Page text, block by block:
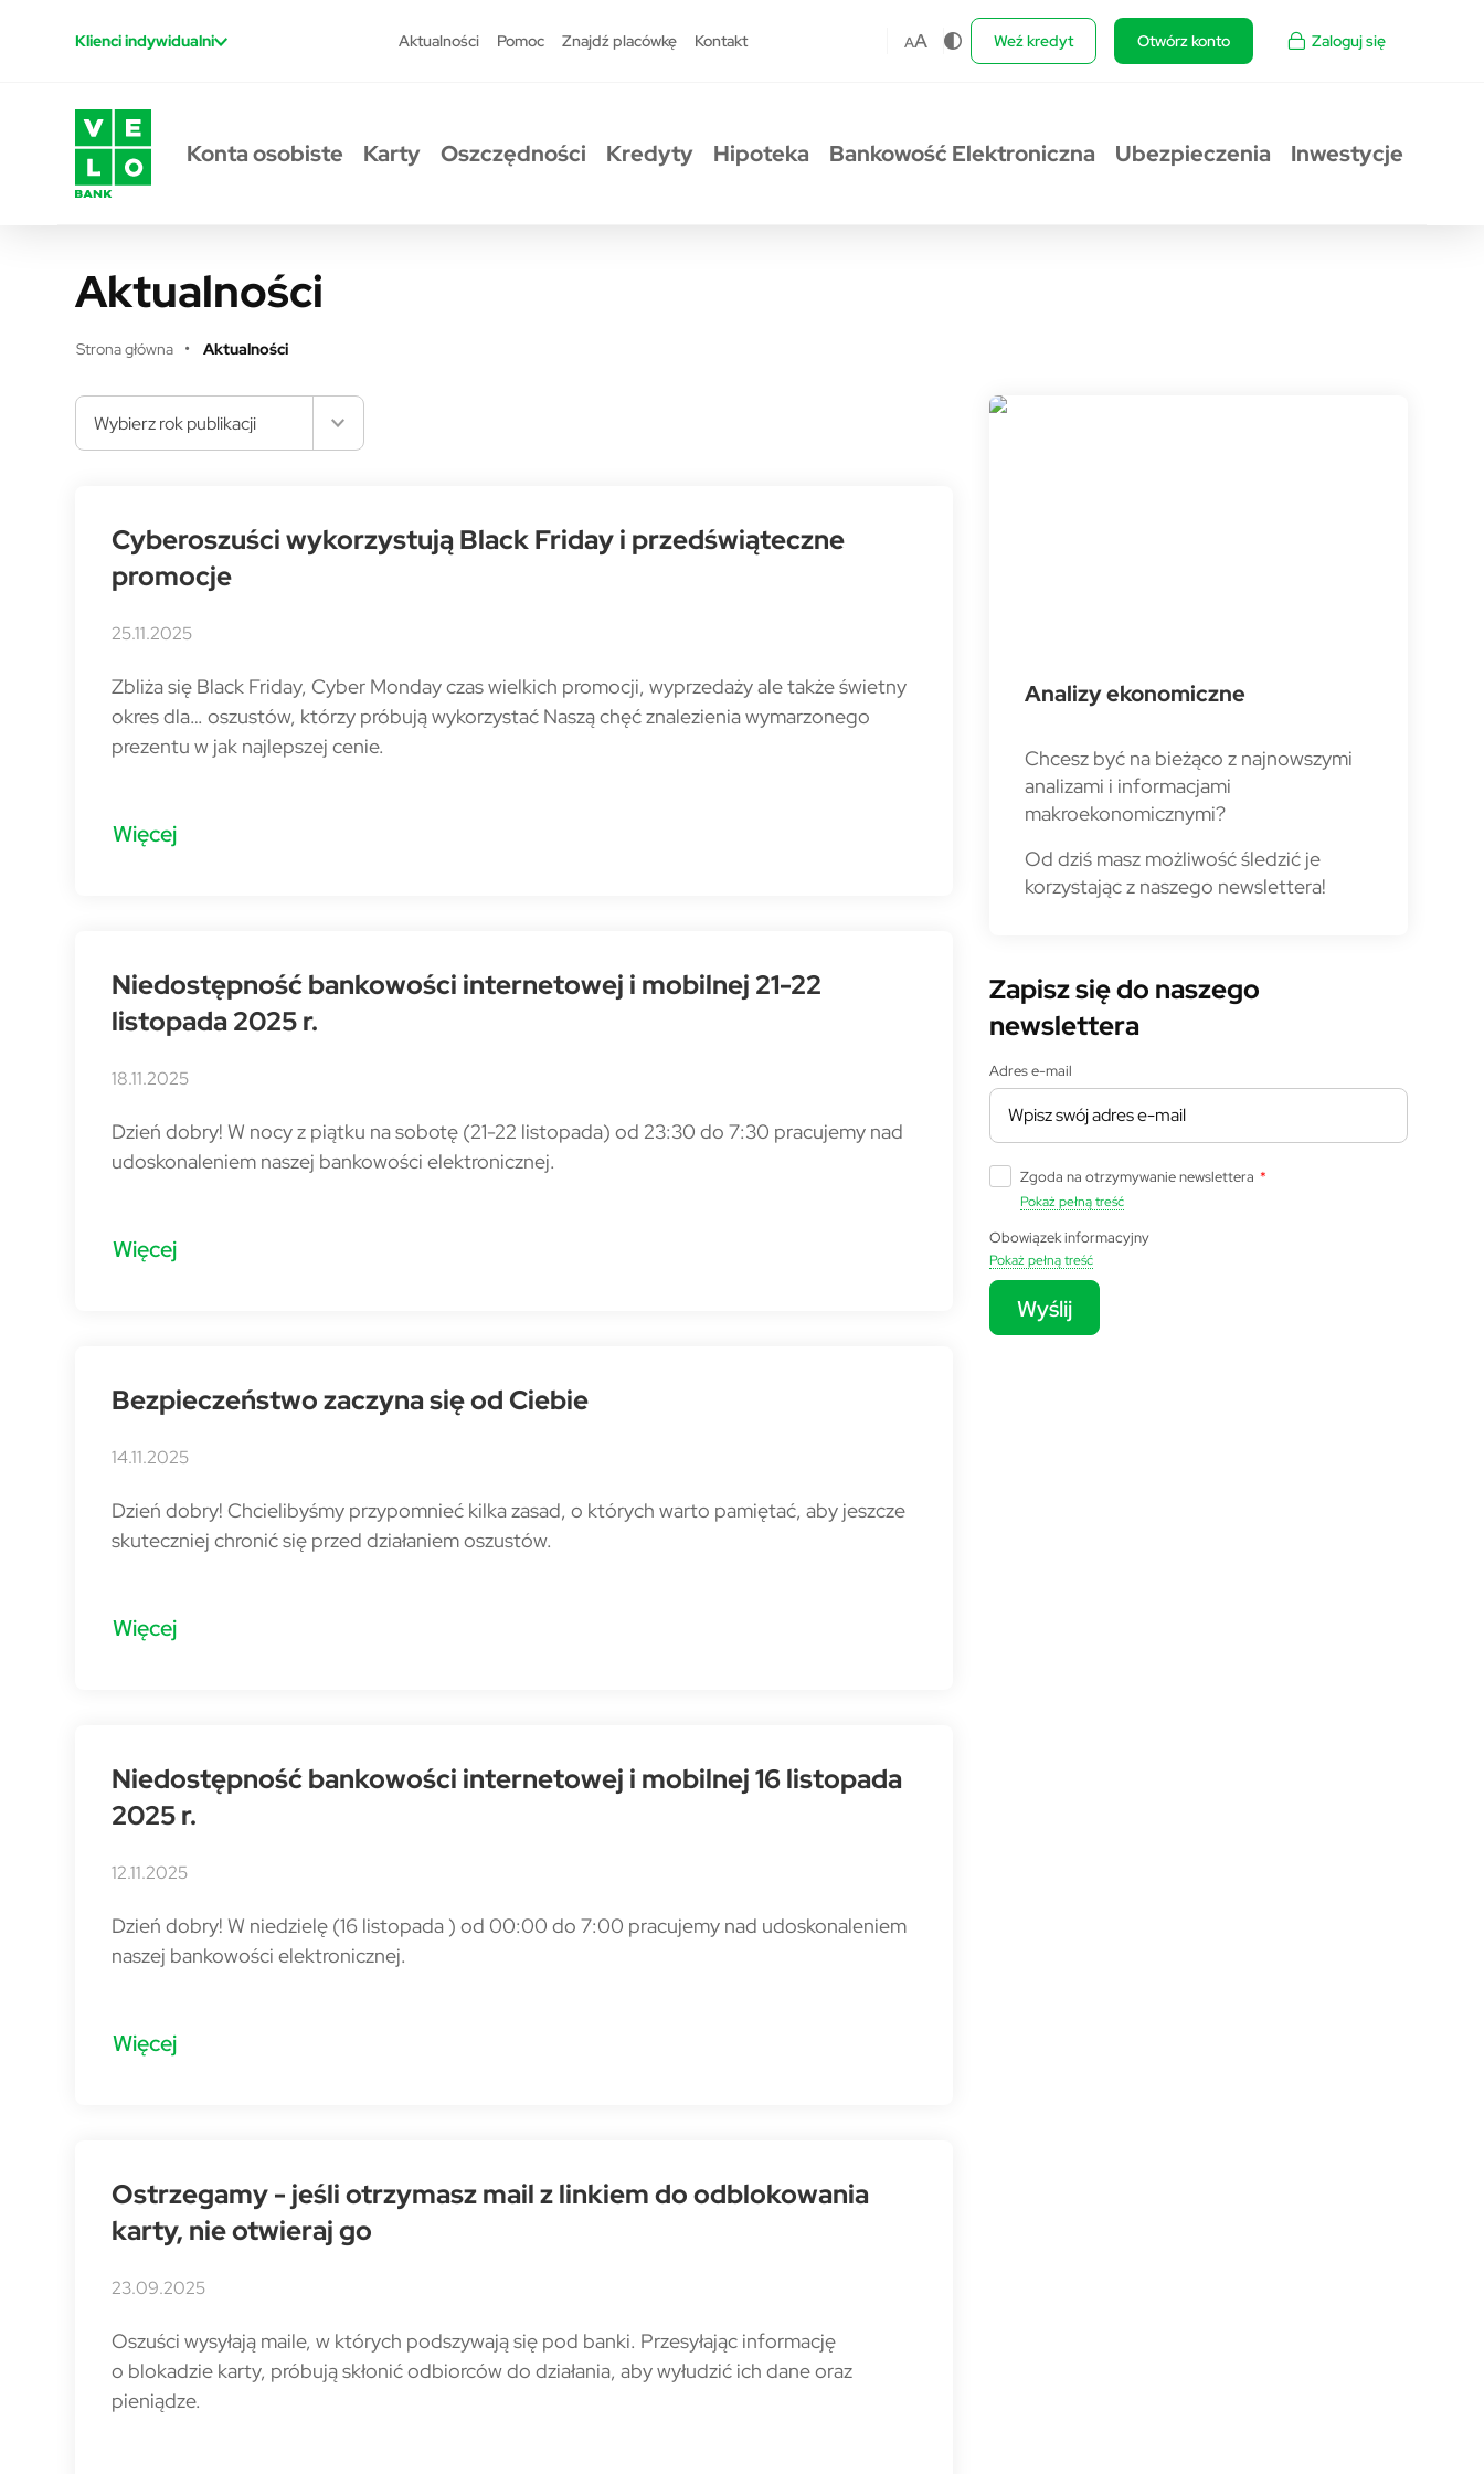
Klienci indywidualni Aktualności Pomoc Znajdź placówkę Kontakt AA Weź kredyt Otwórz konto Zaloguj się
Konta osobiste Karty Oszczędności Kredyty Hipoteka Bankowość Elektroniczna Ubezpieczenia Inwestycje
Aktualności
Strona główna Aktualności
Wybierz rok publikacji
Cyberoszuści wykorzystują Black Friday i przedświąteczne
promocje
25.11.2025
Zbliża się Black Friday, Cyber Monday czas wielkich promocji, wyprzedaży ale także świetny
okres dla… oszustów, którzy próbują wykorzystać Naszą chęć znalezienia wymarzonego
prezentu w jak najlepszej cenie.
Więcej
Niedostępność bankowości internetowej i mobilnej 21-22
listopada 2025 r.
18.11.2025
Dzień dobry! W nocy z piątku na sobotę (21-22 listopada) od 23:30 do 7:30 pracujemy nad
udoskonaleniem naszej bankowości elektronicznej.
Więcej
Bezpieczeństwo zaczyna się od Ciebie
14.11.2025
Dzień dobry! Chcielibyśmy przypomnieć kilka zasad, o których warto pamiętać, aby jeszcze
skuteczniej chronić się przed działaniem oszustów.
Więcej
Niedostępność bankowości internetowej i mobilnej 16 listopada
2025 r.
12.11.2025
Dzień dobry! W niedzielę (16 listopada ) od 00:00 do 7:00 pracujemy nad udoskonaleniem
naszej bankowości elektronicznej.
Więcej
Ostrzegamy - jeśli otrzymasz mail z linkiem do odblokowania
karty, nie otwieraj go
23.09.2025
Oszuści wysyłają maile, w których podszywają się pod banki. Przesyłając informację
o blokadzie karty, próbują skłonić odbiorców do działania, aby wyłudzić ich dane oraz
pieniądze.
Analizy ekonomiczne
Chcesz być na bieżąco z najnowszymi
analizami i informacjami
makroekonomicznymi?
Od dziś masz możliwość śledzić je
korzystając z naszego newslettera!
Zapisz się do naszego
newslettera
Adres e-mail
Zgoda na otrzymywanie newslettera *
Pokaż pełną treść
Obowiązek informacyjny
Pokaż pełną treść
Wyślij